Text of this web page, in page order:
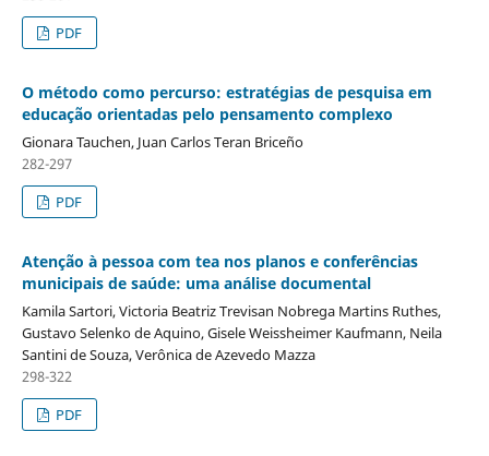
PDF
O método como percurso: estratégias de pesquisa em
educação orientadas pelo pensamento complexo
Gionara Tauchen, Juan Carlos Teran Briceño
282-297
PDF
Atenção à pessoa com tea nos planos e conferências
municipais de saúde: uma análise documental
Kamila Sartori, Victoria Beatriz Trevisan Nobrega Martins Ruthes,
Gustavo Selenko de Aquino, Gisele Weissheimer Kaufmann, Neila
Santini de Souza, Verônica de Azevedo Mazza
298-322
PDF